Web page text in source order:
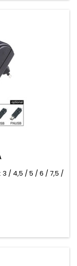
3 / 4,5 / 5 / 6 / 7,5 /